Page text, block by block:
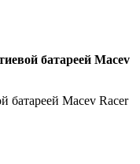
батареей Macev